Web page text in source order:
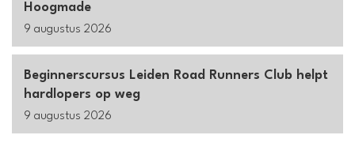
Hoogmade
9 augustus 2026
Beginnerscursus Leiden Road Runners Club helpt
hardlopers op weg
9 augustus 2026